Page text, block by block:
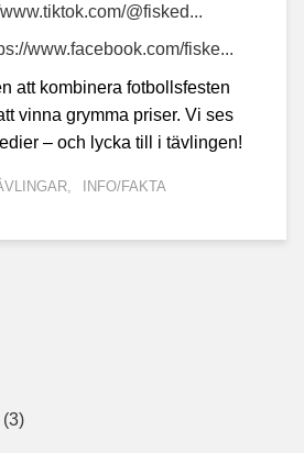
@fisked...
www.facebook.com/fiske...
att kombinera fotbollsfesten
vinna grymma priser. Vi ses
– och lycka till i tävlingen!
INFO/FAKTA